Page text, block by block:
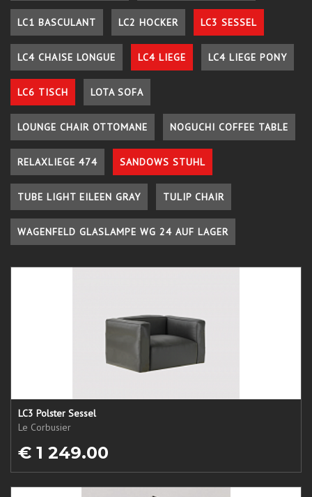
LC1 BASCULANT LC2 HOCKER LC3 SESSEL
LC4 CHAISE LONGUE LC4 LIEGE LC4 LIEGE PONY
LC6 TISCH LOTA SOFA
LOUNGE CHAIR OTTOMANE NOGUCHI COFFEE TABLE
RELAXLIEGE 474 SANDOWS STUHL
TUBE LIGHT EILEEN GRAY TULIP CHAIR
WAGENFELD GLASLAMPE WG 24 AUF LAGER
LC3 Polster Sessel
Le Corbusier
€ 1 249.00